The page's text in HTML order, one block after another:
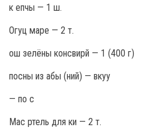
к епчы — 1 ш.
Огуц маре — 2 т.
ош зелёны консвирй — 1 (400 г)
посны из абы (ний) — вкуу
— по с
Мас ртель для ки — 2 т.